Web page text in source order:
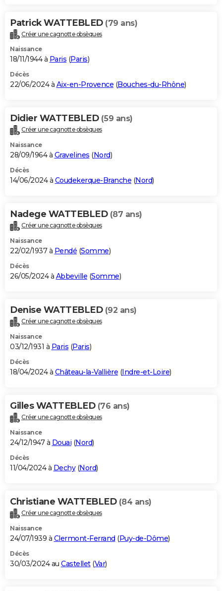
Patrick WATTEBLED (79 ans)
Créer une cagnotte obsèques
Naissance
18/11/1944 à Paris (Paris)
Décès
22/06/2024 à Aix-en-Provence (Bouches-du-Rhône)
Didier WATTEBLED (59 ans)
Créer une cagnotte obsèques
Naissance
28/09/1964 à Gravelines (Nord)
Décès
14/06/2024 à Coudekerque-Branche (Nord)
Nadege WATTEBLED (87 ans)
Créer une cagnotte obsèques
Naissance
22/02/1937 à Pendé (Somme)
Décès
26/05/2024 à Abbeville (Somme)
Denise WATTEBLED (92 ans)
Créer une cagnotte obsèques
Naissance
03/12/1931 à Paris (Paris)
Décès
18/04/2024 à Château-la-Vallière (Indre-et-Loire)
Gilles WATTEBLED (76 ans)
Créer une cagnotte obsèques
Naissance
24/12/1947 à Douai (Nord)
Décès
11/04/2024 à Dechy(Nord)
Christiane WATTEBLED (84 ans)
Créer une cagnotte obsèques
Naissance
24/07/1939 à Clermont-Ferrand (Puy-de-Dôme)
Décès
30/03/2024 au Castellet(Var)